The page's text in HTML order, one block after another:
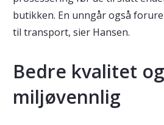
butikken. En unngår også
til transport, sier Hansen.
Bedre kvalitet
miljøvennlig